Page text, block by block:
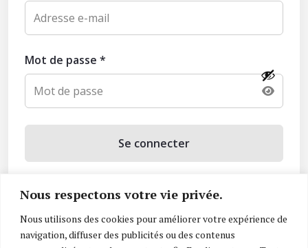
Nous respectons votre vie privée.
Nous utilisons des cookies pour améliorer votre expérience de
navigation, diffuser des publicités ou des contenus
Mot de passe *
Se connecter
Mot de passe oublié ?
Vous n’avez pas de compte ? Inscrivez-vous